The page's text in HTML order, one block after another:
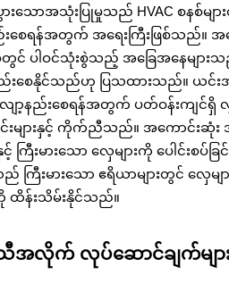
ားသောအသုံးပြုမှုသည် HVAC စနစ်
နည်းစေရန်အတွက် အရေးကြီးဖြစ်သည်
တွင် ပါဝင်သုံးစွဲသည့် အခြေအနေများ
စေနိုင်သည်ဟု ပြသထားသည်။ ယင်းအင်္
လျော့နည်းစေရန်အတွက် ပတ်ဝန်းကျ
းများနှင့် ကိုက်ညီသည်။ အကောင်းဆုံး
နှင့် ကြီးမားသော လှေများကို ပေါင်းစ
ြီးမားသော ဧရိယာများတွင် လှေ
ကို ထိန်းသိမ်းနိုင်သည်။
သီအလိုက် လုပ်ဆောင်ချက်မျ